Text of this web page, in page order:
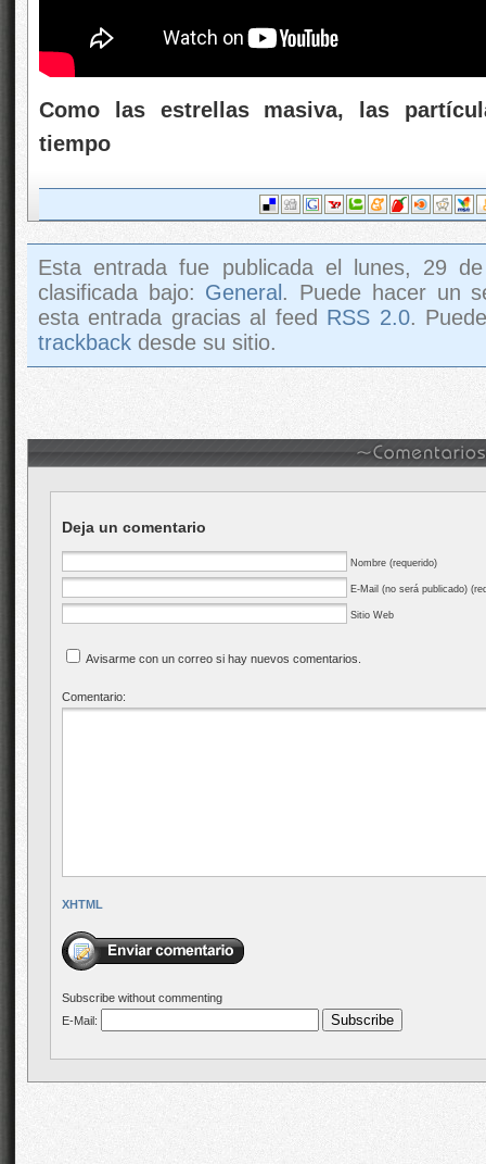
Como las estrellas masiva, las
tiempo
Esta entrada fue publicada el lunes, 29
clasificada bajo: General . Puede hacer un
esta entrada gracias al feed RSS 2.0.
trackback desde su sitio.
Deja un comentario
Nombre (requerido)
E-Mail (no será publicado)
Sitio Web
Avisarme con un correo si hay nuevos comentarios.
Comentario:
XHTML
Subscribe without commenting
E-Mail: